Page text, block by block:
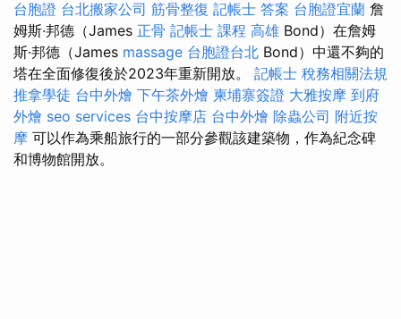
台胞證 台北搬家公司 筋骨整復 記帳士 答案 台胞證宜蘭 詹
姆斯·邦德（James 正骨 記帳士 課程 高雄 Bond）在詹姆
斯·邦德（James massage 台胞證台北 Bond）中還不夠的
塔在全面修復後於2023年重新開放。 記帳士 稅務相關法規
推拿學徒 台中外燴 下午茶外燴 柬埔寨簽證 大雅按摩 到府
外燴 seo services 台中按摩店 台中外燴 除蟲公司 附近按
摩 可以作為乘船旅行的一部分參觀該建築物，作為紀念碑
和博物館開放。